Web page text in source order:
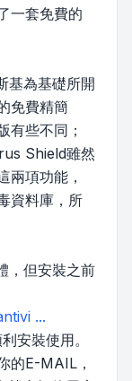
一套免費的
基為基礎所開
免費精簡
有些不同；
Shield雖然
兩項功能，
資料庫，所
，但安裝之前
...
安裝使用。
的E-MAIL，